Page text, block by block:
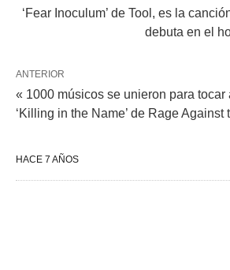
‘Fear Inoculum’ de Tool, es la
debuta en el
ANTERIOR
« 1000 músicos se unieron para tocar
‘Killing in the Name’ de Rage Against
HACE 7 AÑOS